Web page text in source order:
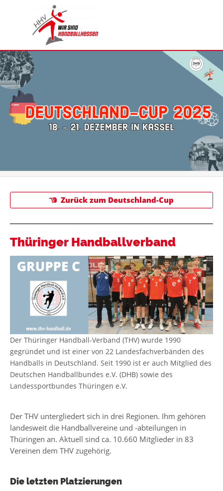
Zurück zum Deutschland-Cup
Thüringer Handballverband
Der Thüringer Handball-Verband (THV) wurde 1990
gegründet und ist einer von 22 Landesfachverbänden des
Handballs in Deutschland. Seit 1990 ist er auch Mitglied des
Deutschen Handballbundes e.V. (DHB) sowie des
Landessportbundes Thüringen e.V.
Der THV untergliedert sich in drei Regionen. Ihm gehören
landesweit die Handballvereine und -abteilungen in
Thüringen an. Aktuell sind ca. 10.660 Mitglieder in 83
Vereinen dem THV zugehörig.
Die letzten Platzierungen